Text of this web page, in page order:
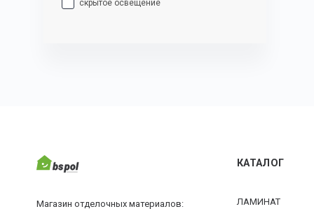
скрытое освещение
Магазин отделочных материалов:
КАТАЛОГ
ЛАМИНАТ